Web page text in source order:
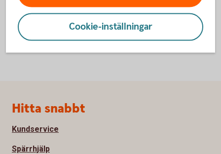
Cookie-inställningar
Sidfot
Hitta snabbt
Kundservice
Spärrhjälp